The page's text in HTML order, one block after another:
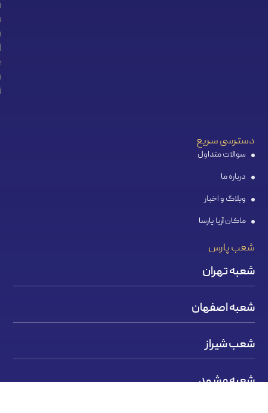
دسترسی سریع
سوالات متداول
درباره ما
وبلاگ و اخبار
ماکان آریا پارسا
شعب پارس
شعبه تهران
شعبه اصفهان
شعب شیراز
شعبه مشهد